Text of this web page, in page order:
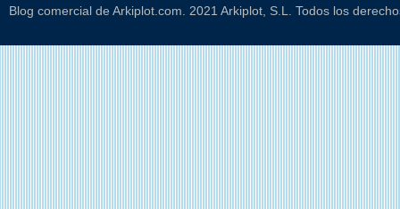
Blog comercial de Arkiplot.com. 2021 Arkiplot, S.L. Todos los